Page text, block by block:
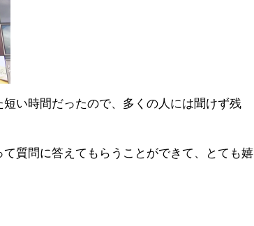
い時間だったので、多くの人には聞けず残
質問に答えてもらうことができて、とても嬉